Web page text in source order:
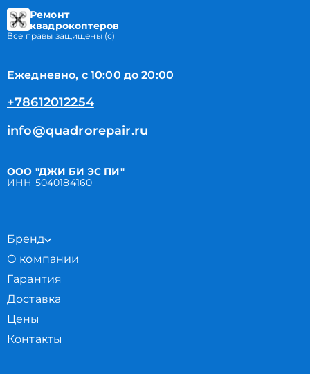
Ремонт
квадрокоптеров
Все правы защищены (с)
Ежедневно, с 10:00 до 20:00
+78612012254
info@quadrorepair.ru
ООО "ДЖИ БИ ЭС ПИ"
ИНН 5040184160
Бренд
О компании
Гарантия
Доставка
Цены
Контакты